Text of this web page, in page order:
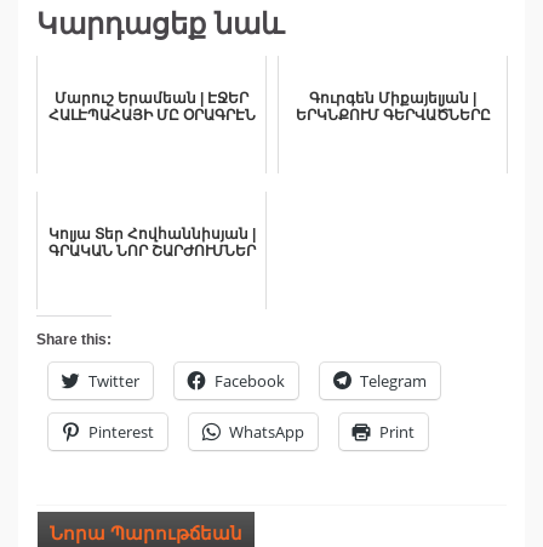
Կարդացեք նաև
Մարուշ Երամեան | ԷՋԵՐ
ՀԱԼԷՊԱՀԱՅԻ ՄԸ ՕՐԱԳՐԷՆ
Գուրգեն Միքայելյան |
ԵՐԿՆՔՈՒՄ ԳԵՐՎԱԾՆԵՐԸ
Կոլյա Տեր Հովհաննիսյան |
ԳՐԱԿԱՆ ՆՈՐ ՇԱՐԺՈՒՄՆԵՐ
Share this:
Twitter Facebook Telegram
Pinterest WhatsApp Print
Նորա Պարութճեան